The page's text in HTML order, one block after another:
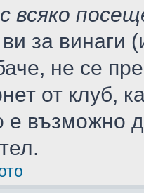
всяко
ви за винаги
не се
от клуб,
е възможно